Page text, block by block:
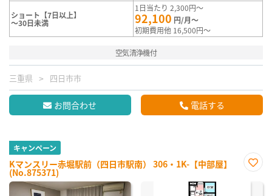
ショート【7日以上】
～30日未満
1日当たり 2,300円～
92,100 円/月～
初期費用他 16,500円～
空気清浄機付
三重県 四日市市
お問合わせ 電話する
キャンペーン
Kマンスリー赤堀駅前（四日市駅南） 306・1K-【中部屋】
(No.875371)
に入